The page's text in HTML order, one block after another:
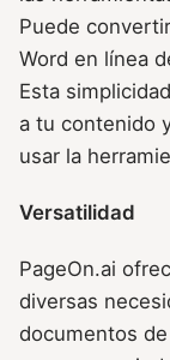
Puede
Word en línea
Esta
a tu contenido
usar la
Versatilidad
PageOn.ai
diversas
documentos